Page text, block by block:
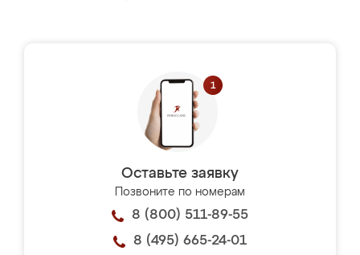
Оставьте заявку
Позвоните по номерам
8 (800) 511-89-55
8 (495) 665-24-01